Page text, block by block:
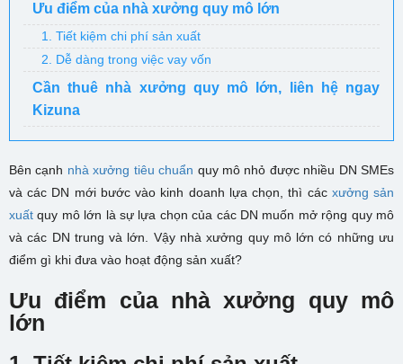
Ưu điểm của nhà xưởng quy mô lớn
1. Tiết kiệm chi phí sản xuất
2. Dễ dàng trong việc vay vốn
Cần thuê nhà xưởng quy mô lớn, liên hệ ngay
Kizuna
Bên cạnh nhà xưởng tiêu chuẩn quy mô nhỏ được nhiều DN SMEs
và các DN mới bước vào kinh doanh lựa chọn, thì các xưởng sản
xuất quy mô lớn là sự lựa chọn của các DN muốn mở rộng quy mô
và các DN trung và lớn. Vậy nhà xưởng quy mô lớn có những ưu
điểm gì khi đưa vào hoạt động sản xuất?
Ưu điểm của nhà xưởng quy mô
lớn